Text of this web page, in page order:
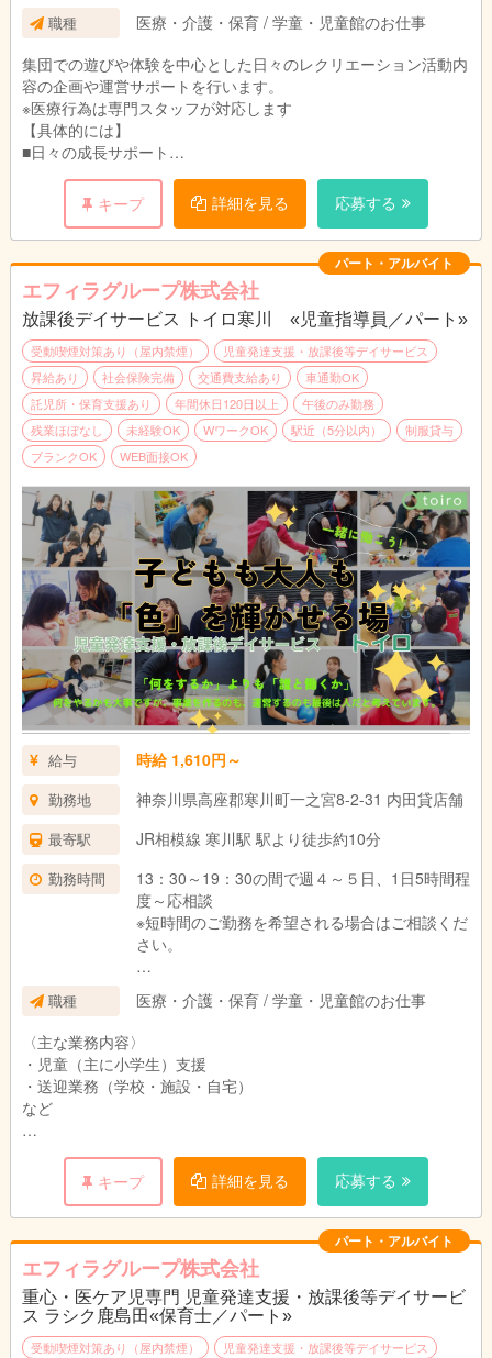
職種
医療・介護・保育 / 学童・児童館のお仕事
集団での遊びや体験を中心とした日々のレクリエーション活動内
容の企画や運営サポートを行います。
※医療行為は専門スタッフが対応します
【具体的には】
■日々の成長サポート
（施設内・施設外）、車椅子の乗り降りや移動の補助やトイレの
介助、おむつ交換などの生活支援を行います。
季節感のある工作や簡単なクッキングなど、集団での遊びが中心
の活動で、夏祭りなどのイベントも実施。日常生活でのルールや
お友達との関わりなど必要な自立支援を行います。
■送迎（学校、施設、自宅）業務（AT限定可※福祉車両）
学校～施設、施設～自宅など児童の送迎を行います。
■成長の記録、ブログ更新など
日々の様子を保護者に伝える連絡帳入力やブログ更新を行いま
す。
手書き書類はなく、システム上でのパソコン作業となります。
【1日の流れ（1例）】
13:30 出勤・打ち合わせ
14:00 送迎出発
15:00 児童到着
15:30 療育、ケア、プログラム
16:30 帰りの会
17:00 帰り送迎開始・お見送り
17:30 清掃・事務作業など
※勤務時間は相談可能です！
キープ 詳細を見る 応募する
パート・アルバイト
エフィラグループ株式会社
放課後デイサービス トイロ寒川 «児童指導員／パート»
受動喫煙対策あり（屋内禁煙）
児童発達支援・放課後等デイサービス
昇給あり
社会保険完備 交通費支給あり
車通勤OK
託児所・保育支援あり
年間休日120日以上
午後のみ勤務
残業ほぼなし
未経験OK WワークOK 駅近（5分以内）
制服貸与
ブランクOK
WEB面接OK
給与 時給 1,610円～
勤務地 神奈川県高座郡寒川町一之宮8-2-31 内田貸店舗
最寄駅 JR相模線 寒川駅 駅より徒歩約10分
勤務時間
13：30～19：30の間で週４～５日、1日5時間程
度～応相談
※短時間のご勤務を希望される場合はご相談くだ
さい。
※休憩は法定通り（6時間以上勤務で45分）
職種
医療・介護・保育 / 学童・児童館のお仕事
〈主な業務内容〉
・児童（主に小学生）支援
・送迎業務（学校・施設・自宅）
など
〈業務イメージ〉
※勤務時間はお気軽にご相談ください！
13:30 出勤・送迎出発
14:00 子供たちが下校・お迎え
15:00 おやつ
16:30 活動
17:30 帰りの会・お見送り
18:30 清掃・事務作業など
19:30 退勤
キープ 詳細を見る 応募する
パート・アルバイト
エフィラグループ株式会社
重心・医ケア児専門 児童発達支援・放課後等デイサービ
ス ラシク鹿島田«保育士／パート»
受動喫煙対策あり（屋内禁煙）
児童発達支援・放課後等デイサービス